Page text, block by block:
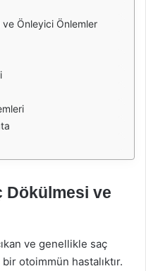
ve Önleyici Önlemler
Dökülmesi ve
ve genellikle saç
otoimmün hastalıktır.